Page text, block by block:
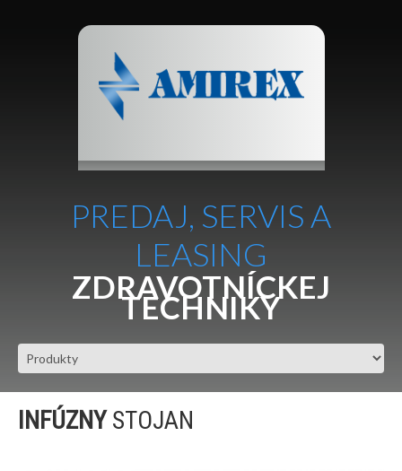
PREDAJ, SERVIS A
LEASING
ZDRAVOTNÍCKEJ
TECHNIKY
INFÚZNYSTOJAN